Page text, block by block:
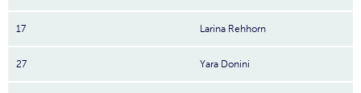
17 Larina Rehhorn
27 Yara Donini